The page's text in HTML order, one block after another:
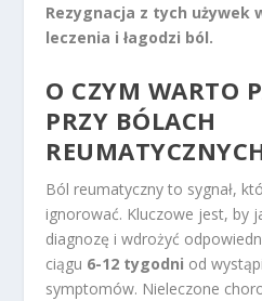
Rezygnacja z tych używek
leczenia i łagodzi ból.
O CZYM WARTO
PRZY BÓLACH
Ból reumatyczny to sygnał,
ignorować. Kluczowe jest, by
diagnozę i wdrożyć
ciągu 6-12 tygodni od
symptomów. Nieleczone